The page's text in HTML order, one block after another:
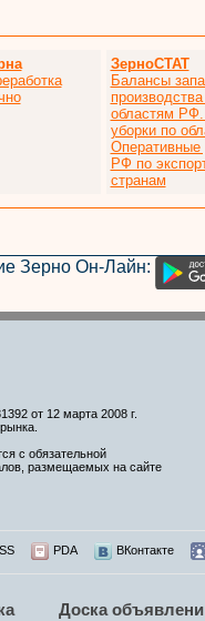
ЗерноСТАТ
Балансы
областям
уборки по
РФ по
странам
Зерно Он-Лайн:
от 12 марта 2008 г.
с обязательной
размещаемых на сайте
PDA ВКонтакте
Доска